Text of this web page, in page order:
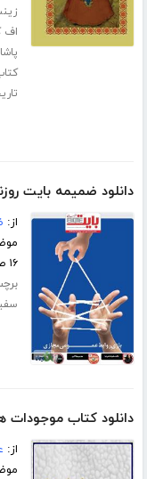
اف
پاشا
دانلود ضمیمه بایت
از:
۱۶ صفحه
دانلود کتاب موجودات
از: